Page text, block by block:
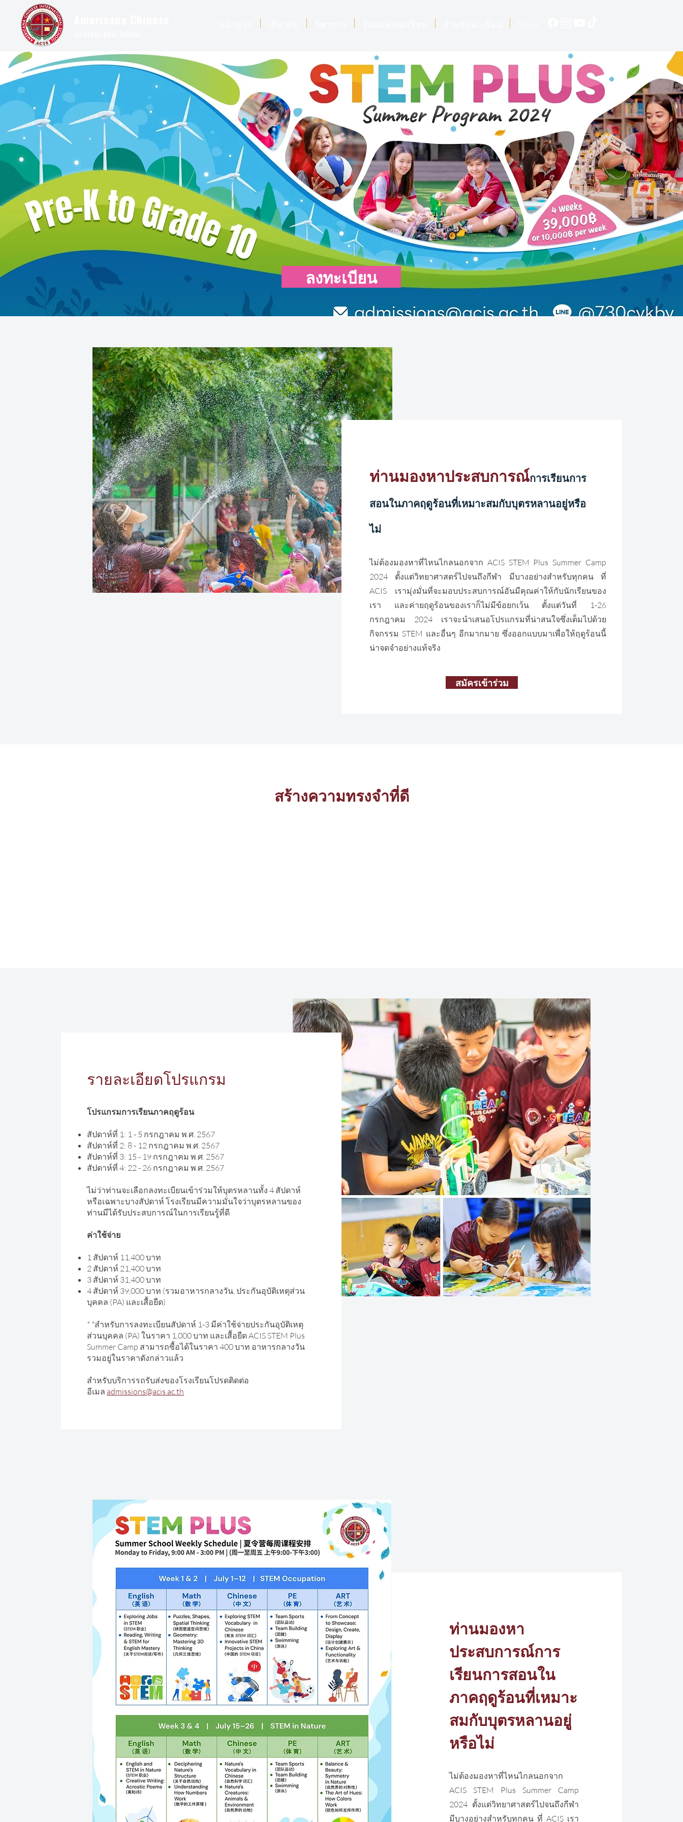
ลงทะเบียน
ท่านมองหาประสบการณ์การเรียนการ
สอนในภาคฤดูร้อนที่เหมาะสมกับบุตรหลานอยู่หรือ
ไม่
​ไม่ต้องมองหาที่ไหนไกลนอกจาก ACIS STEM Plus Summer Camp
2024 ตั้งแต่วิทยาศาสตร์ไปจนถึงกีฬา มีบางอย่างสำหรับทุกคน ที่
ACIS เรามุ่งมั่นที่จะมอบประสบการณ์อันมีคุณค่าให้กับนักเรียนของ
เรา และค่ายฤดูร้อนของเราก็ไม่มีข้อยกเว้น ตั้งแต่วันที่ 1-26
กรกฎาคม 2024 เราจะนำเสนอโปรแกรมที่น่าสนใจซึ่งเต็มไปด้วย
กิจกรรม STEM และอื่นๆ อีกมากมาย ซึ่งออกแบบมาเพื่อให้ฤดูร้อนนี้
น่าจดจำอย่างแท้จริง
สมัครเข้าร่วม
สร้างความทรงจำที่ดี
รายละเอียดโปรแกรม
โปรแกรมการเรียนภาคฤดูร้อน
สัปดาห์ที่ 1: 1 - 5 กรกฎาคม พ.ศ. 2567
สัปดาห์ที่ 2: 8 - 12 กรกฎาคม พ.ศ. 2567
สัปดาห์ที่ 3: 15 - 19 กรกฎาคม พ.ศ. 2567
สัปดาห์ที่ 4: 22 - 26 กรกฎาคม พ.ศ. 2567
ไม่ว่าท่านจะเลือกลงทะเบียนเข้าร่วมให้บุตรหลานทั้ง 4 สัปดาห์
หรือเฉพาะบางสัปดาห์ โรงเรียนมีความมั่นใจว่าบุตรหลานของ
ท่านมีได้รับประสบการณ์ในการเรียนรู้ที่ดี
ค่าใช้จ่าย
1 สัปดาห์ 11,400 บาท
2 สัปดาห์ 21,400 บาท
3 สัปดาห์ 31,400 บาท
4 สัปดาห์ 39,000 บาท (รวมอาหารกลางวัน, ประกันอุบัติเหตุส่วน
บุคคล (PA) และเสื้อยืด)
* *สำหรับการลงทะเบียนสัปดาห์ 1-3 มีค่าใช้จ่ายประกันอุบัติเหตุ
ส่วนบุคคล (PA) ในราคา 1,000 บาท และเสื้อยืด ACIS STEM Plus
Summer Camp สามารถซื้อได้ในราคา 400 บาท อาหารกลางวัน
รวมอยู่ในราคาดังกล่าวแล้ว
สำหรับบริการรถรับส่งของโรงเรียนโปรดติดต่อ
อีเมล admissions@acis.ac.th
ท่านมองหา
ประสบการณ์การ
เรียนการสอนใน
ภาคฤดูร้อนที่เหมาะ
สมกับบุตรหลานอยู่
หรือไม่
​ไม่ต้องมองหาที่ไหนไกลนอกจาก
ACIS STEM Plus Summer Camp
2024 ตั้งแต่วิทยาศาสตร์ไปจนถึงกีฬา
มีบางอย่างสำหรับทุกคน ที่ ACIS เรา